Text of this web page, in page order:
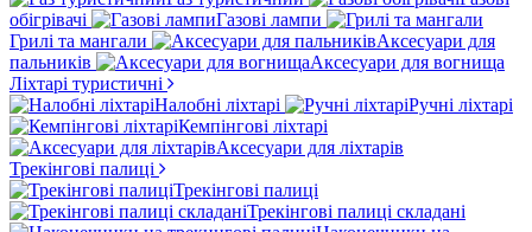
обігрівачі
Газові лампи
Грилі та мангали
Аксесуари для
пальників
Аксесуари для вогнища
Ліхтарі туристичні
Налобні ліхтарі
Ручні ліхтарі
Кемпінгові ліхтарі
Аксесуари для ліхтарів
Трекінгові палиці
Трекінгові палиці
Трекінгові палиці складані